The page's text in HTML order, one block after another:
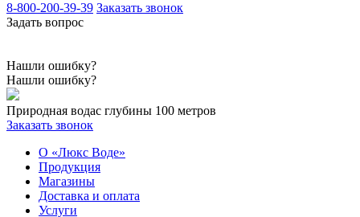
8-800-200-39-39 Заказать звонок
Задать вопрос
Нашли ошибку?
Нашли ошибку?
Природная водас глубины 100 метров
Заказать звонок
О «Люкс Воде»
Продукция
Магазины
Доставка и оплата
Услуги